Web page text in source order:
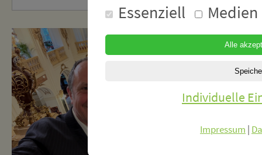
Essenziell Medien
Individuelle
Impressum |